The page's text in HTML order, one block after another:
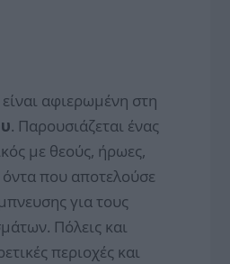
είναι αφιερωμένη στη
. Παρουσιάζεται ένας
με θεούς, ήρωες,
που αποτελούσε
για τους
Πόλεις και
περιοχές και